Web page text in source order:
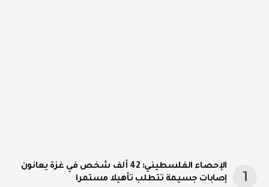
الإحصاء الفلسطيني: 42 ألف شخص في غزة يعانون
إصابات جسيمة تتطلب تأهيلا مستمرا